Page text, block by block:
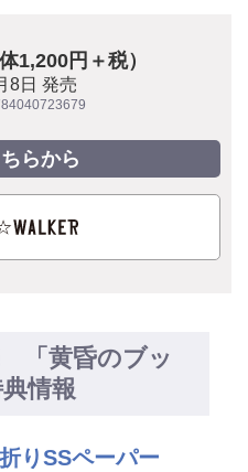
1,200円＋税）
8日 発売
らから
「黄昏のブッ
情報
りSSペーパー